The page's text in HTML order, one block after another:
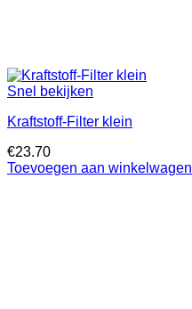
Snel bekijken
Kraftstoff-Filter klein
€23.70
Toevoegen aan winkelwagen